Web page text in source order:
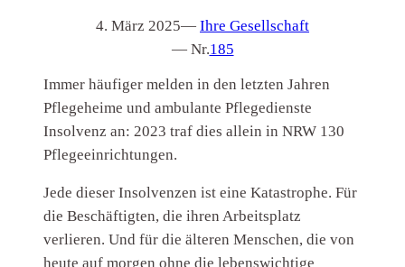
4. März 2025— Ihre Gesellschaft
— Nr.185
Immer häufiger melden in den letzten Jahren
Pflegeheime und ambulante Pflegedienste
Insolvenz an: 2023 traf dies allein in NRW 130
Pflegeeinrichtungen.
Jede dieser Insolvenzen ist eine Katastrophe. Für
die Beschäftigten, die ihren Arbeitsplatz
verlieren. Und für die älteren Menschen, die von
heute auf morgen ohne die lebenswichtige